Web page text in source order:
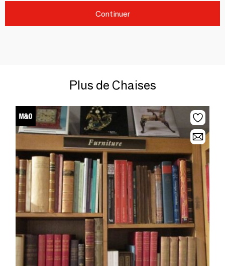
Continuer
Plus de Chaises